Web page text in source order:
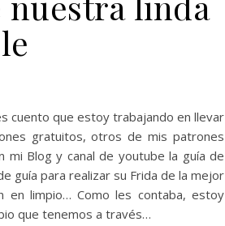
cuento que estoy trabajando en llevar
gratuitos, otros de mis patrones
mi Blog y canal de youtube la guía de
guía para realizar su Frida de la mejor
en limpio… Como les contaba, estoy
que tenemos a través…